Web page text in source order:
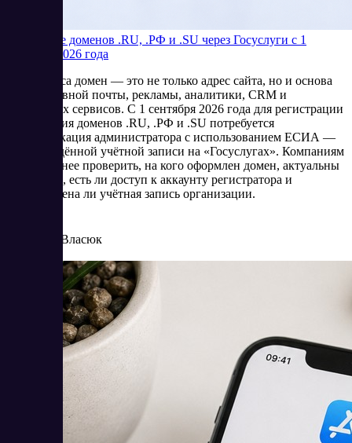
Продление доменов .RU, .РФ и .SU через Госуслуги с 1
сентября 2026 года
Для бизнеса домен — это не только адрес сайта, но и основа
корпоративной почты, рекламы, аналитики, CRM и
клиентских сервисов. С 1 сентября 2026 года для регистрации
и продления доменов .RU, .РФ и .SU потребуется
идентификация администратора с использованием ЕСИА —
подтверждённой учётной записи на «Госуслугах». Компаниям
стоит заранее проверить, на кого оформлен домен, актуальны
ли данные, есть ли доступ к аккаунту регистратора и
подготовлена ли учётная запись организации.
Елена Власюк